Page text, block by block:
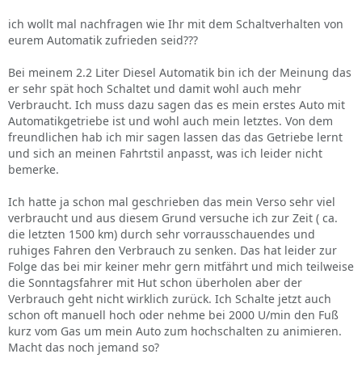
ich wollt mal nachfragen wie Ihr mit dem Schaltverhalten von
eurem Automatik zufrieden seid???
Bei meinem 2.2 Liter Diesel Automatik bin ich der Meinung das
er sehr spät hoch Schaltet und damit wohl auch mehr
Verbraucht. Ich muss dazu sagen das es mein erstes Auto mit
Automatikgetriebe ist und wohl auch mein letztes. Von dem
freundlichen hab ich mir sagen lassen das das Getriebe lernt
und sich an meinen Fahrtstil anpasst, was ich leider nicht
bemerke.
Ich hatte ja schon mal geschrieben das mein Verso sehr viel
verbraucht und aus diesem Grund versuche ich zur Zeit ( ca.
die letzten 1500 km) durch sehr vorrausschauendes und
ruhiges Fahren den Verbrauch zu senken. Das hat leider zur
Folge das bei mir keiner mehr gern mitfährt und mich teilweise
die Sonntagsfahrer mit Hut schon überholen aber der
Verbrauch geht nicht wirklich zurück. Ich Schalte jetzt auch
schon oft manuell hoch oder nehme bei 2000 U/min den Fuß
kurz vom Gas um mein Auto zum hochschalten zu animieren.
Macht das noch jemand so?